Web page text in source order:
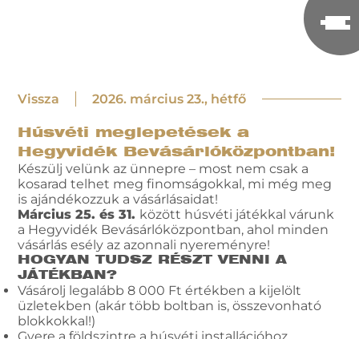
Vissza 2026. március 23., hétfő
Húsvéti meglepetések a
Hegyvidék Bevásárlóközpontban!
Készülj velünk az ünnepre – most nem csak a
kosarad telhet meg finomságokkal, mi még meg
is ajándékozzuk a vásárlásaidat!
Március 25. és 31. között húsvéti játékkal várunk
a Hegyvidék Bevásárlóközpontban, ahol minden
vásárlás esély az azonnali nyereményre!
HOGYAN TUDSZ RÉSZT VENNI A
JÁTÉKBAN?
Vásárolj legalább 8 000 Ft értékben a kijelölt
üzletekben (akár több boltban is, összevonható
blokkokkal!)